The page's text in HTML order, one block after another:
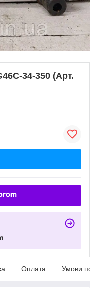
34-350 (Арт.
Оплата Умови